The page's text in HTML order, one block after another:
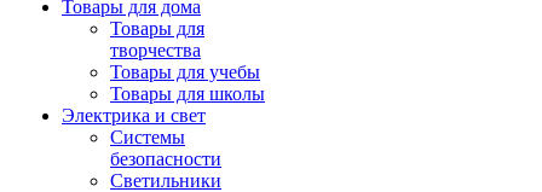
Товары для дома
Товары для
творчества
Товары для учебы
Товары для школы
Электрика и свет
Системы
безопасности
Светильники